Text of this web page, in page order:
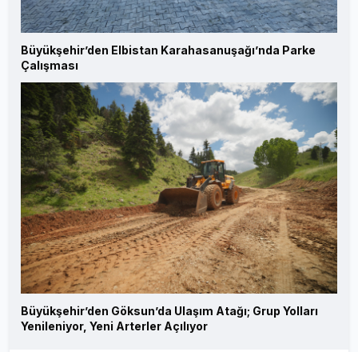
Büyükşehir’den Elbistan Karahasanuşağı’nda Parke
Çalışması
Büyükşehir’den Göksun’da Ulaşım Atağı; Grup Yolları
Yenileniyor, Yeni Arterler Açılıyor